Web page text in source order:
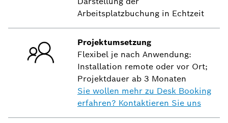
Arbeitsplatzbuchung in Echtzeit
Projektumsetzung
Flexibel je nach Anwendung:
Installation remote oder vor Ort;
Projektdauer ab 3 Monaten
Sie wollen mehr zu Desk Booking
erfahren? Kontaktieren Sie uns